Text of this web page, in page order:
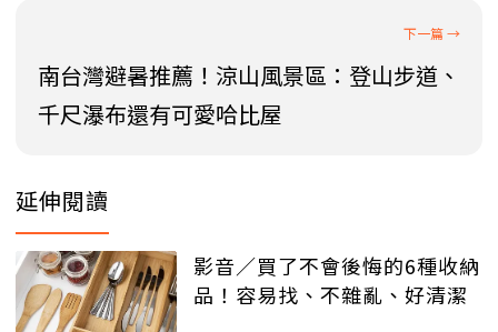
南台灣避暑推薦！涼山風景區：登山步道、
千尺瀑布還有可愛哈比屋
延伸閱讀
影音／買了不會後悔的6種收納
品！容易找、不雜亂、好清潔